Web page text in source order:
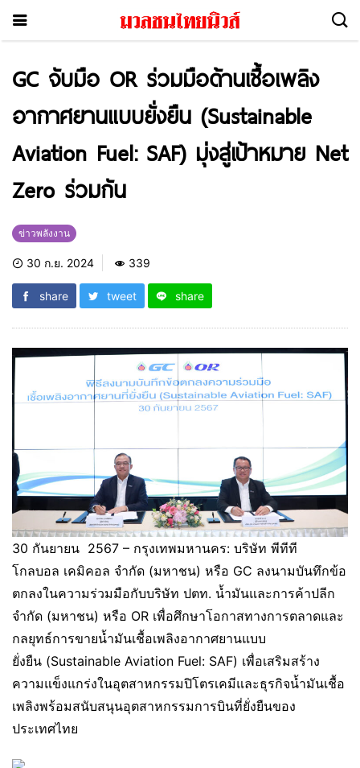
GC จับมือ OR ร่วมมือด้านเชื้อเพลิง
อากาศยานแบบยั่งยืน (Sustainable
Aviation Fuel: SAF) มุ่งสู่เป้าหมาย Net
Zero ร่วมกัน
ข่าวพลังงาน
30 ก.ย. 2024 339
share tweet share
30 กันยายน 2567 – กรุงเทพมหานคร: บริษัท พีทีที
โกลบอล เคมิคอล จำกัด (มหาชน) หรือ GC ลงนามบันทึกข้อ
ตกลงในความร่วมมือกับบริษัท ปตท. น้ำมันและการค้าปลีก
จำกัด (มหาชน) หรือ OR เพื่อศึกษาโอกาสทางการตลาดและ
กลยุทธ์การขายน้ำมันเชื้อเพลิงอากาศยานแบบ
ยั่งยืน (Sustainable Aviation Fuel: SAF) เพื่อเสริมสร้าง
ความแข็งแกร่งในอุตสาหกรรมปิโตรเคมีและธุรกิจน้ำมันเชื้อ
เพลิงพร้อมสนับสนุนอุตสาหกรรมการบินที่ยั่งยืนของ
ประเทศไทย